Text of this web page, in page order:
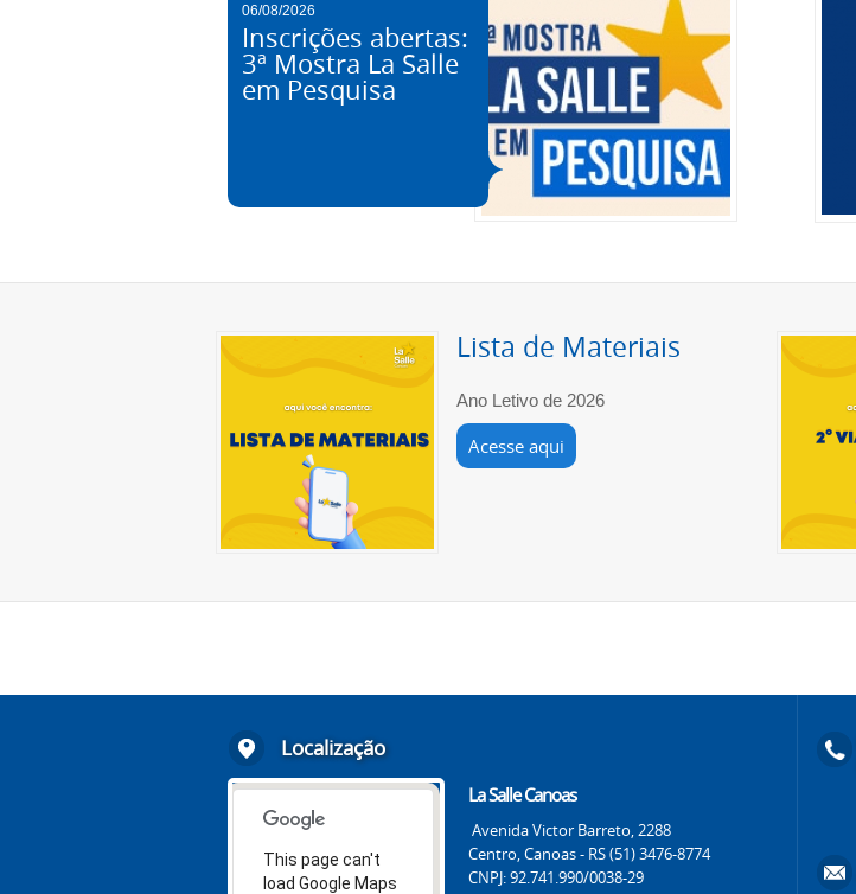
06/08/2026
Inscrições abertas:
3ª Mostra La Salle
em Pesquisa
Lista de Materiais
Ano Letivo de 2026
Acesse aqui
Localização
This page can't
load Google Maps
La Salle Canoas
Avenida Victor Barreto, 2288
Centro, Canoas - RS (51) 3476-8774
CNPJ: 92.741.990/0038-29